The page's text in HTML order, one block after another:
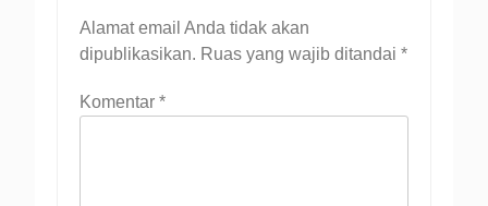
Alamat email Anda tidak akan
dipublikasikan. Ruas yang wajib ditandai *
Komentar *